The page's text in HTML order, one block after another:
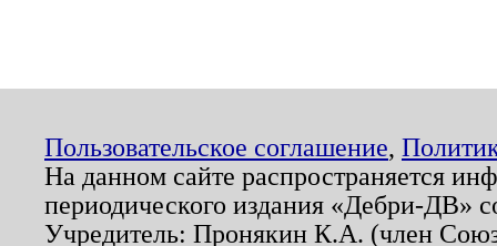
Пользовательское соглашение,
На данном сайте распространяется
периодического издания «Дебри-ДВ»
Учредитель: Пронякин К.А. (член